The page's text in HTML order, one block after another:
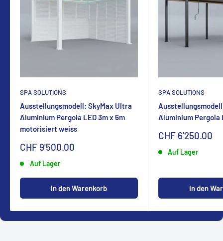
SPA SOLUTIONS
Ausstellungsmodell: SkyMax Ultra
Aluminium Pergola LED 3m x 6m
motorisiert weiss
Sonderpreis
CHF 9'500.00
Auf Lager
In den Warenkorb
SPA SOLUTIONS
Aluminium Pergola
Sonderpreis
CHF 6'250.00
Auf Lager
In den